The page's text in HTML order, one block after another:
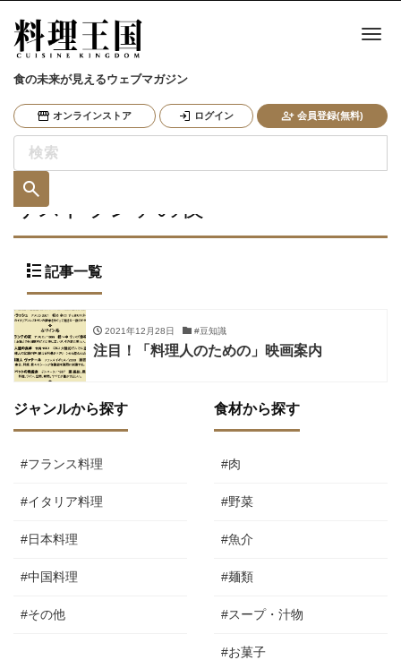
食の未来が見えるウェブマガジン
オンラインストア ログイン 会員登録(無料)
ナ
リストランテの夜
記事一覧
2021年12月28日 #豆知識
注目！「料理人のための」映画案内
ジャンルから探す
#フランス料理
#イタリア料理
#日本料理
#中国料理
#その他
食材から探す
#肉
#野菜
#魚介
#麺類
#スープ・汁物
#お菓子